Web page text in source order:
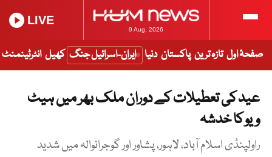
9 Aug, 2026
LIVE
صفحۂ اول تازہ ترین پاکستان دنیا ایران-اسرائیل جنگ کھیل انٹرٹینمنٹ
عید کی تعطیلات کے دوران ملک بھر میں ہیٹ
ویو کا خدشہ
راولپنڈی اسلام آباد، لاہور، پشاور اور گوجرانوالہ میں شدید